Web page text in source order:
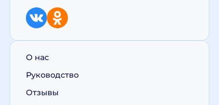
О нас
Руководство
Отзывы